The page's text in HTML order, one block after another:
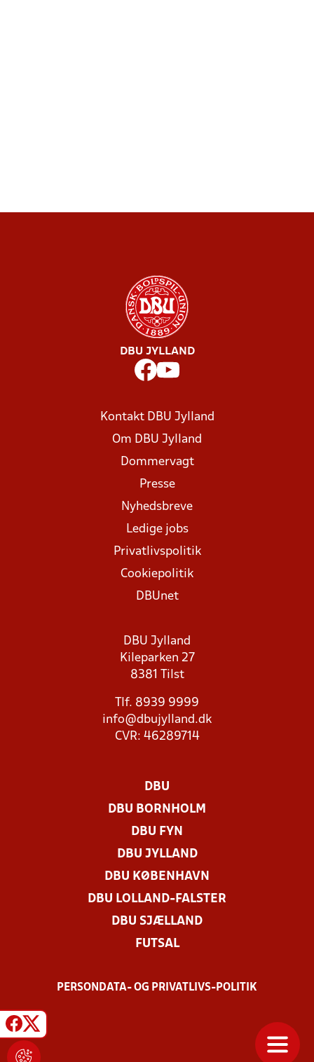
DBU JYLLAND
Kontakt DBU Jylland
Om DBU Jylland
Dommervagt
Presse
Nyhedsbreve
Ledige jobs
Privatlivspolitik
Cookiepolitik
DBUnet
DBU Jylland
Kileparken 27
8381 Tilst
Tlf. 8939 9999
info@dbujylland.dk
CVR: 46289714
DBU
DBU BORNHOLM
DBU FYN
DBU JYLLAND
DBU KØBENHAVN
DBU LOLLAND-FALSTER
DBU SJÆLLAND
FUTSAL
PERSONDATA- OG PRIVATLIVS-POLITIK